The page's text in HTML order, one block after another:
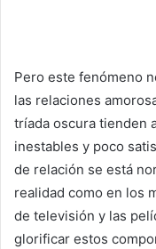
Pero este fenómeno
las relaciones
tríada oscura tienden
inestables y poco
de relación se está
realidad como en los
de televisión y las
glorificar estos